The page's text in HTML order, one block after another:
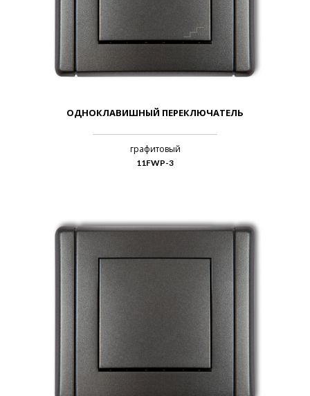
ОДНОКЛАВИШНЫЙ ПЕРЕКЛЮЧАТЕЛЬ
графитовый
11FWP-3